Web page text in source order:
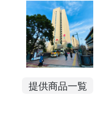
提供商品一覧